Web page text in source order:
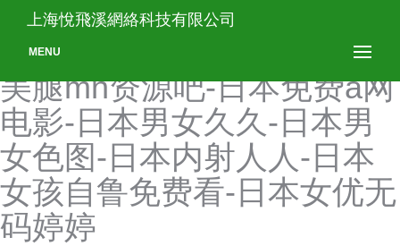
日本老湿机A片-日本乱来导
航-日本伦理片97视频-日本
美腿mn资源吧-日本免费a网
电影-日本男女久久-日本男
女色图-日本内射人人-日本
女孩自鲁免费看-日本女优无
码婷婷
上海悅飛溪網絡科技有限公司
MENU